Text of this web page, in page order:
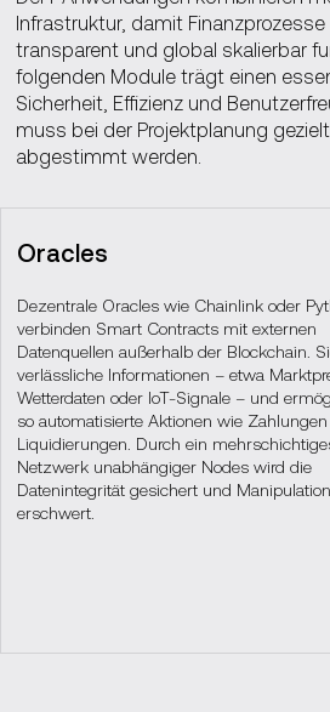
Infrastruktur, damit
transparent und global skalierbar
folgenden Module trägt einen
Sicherheit, Effizienz und
muss bei der Projektplanung
abgestimmt werden.
Oracles
Dezentrale Oracles wie Chainlink oder
verbinden Smart Contracts mit externen
Datenquellen außerhalb der Blockchain.
verlässliche Informationen – etwa
Wetterdaten oder IoT-Signale – und
so automatisierte Aktionen wie
Liquidierungen. Durch ein
Netzwerk unabhängiger Nodes wird die
Datenintegrität gesichert und Manipulation
erschwert.